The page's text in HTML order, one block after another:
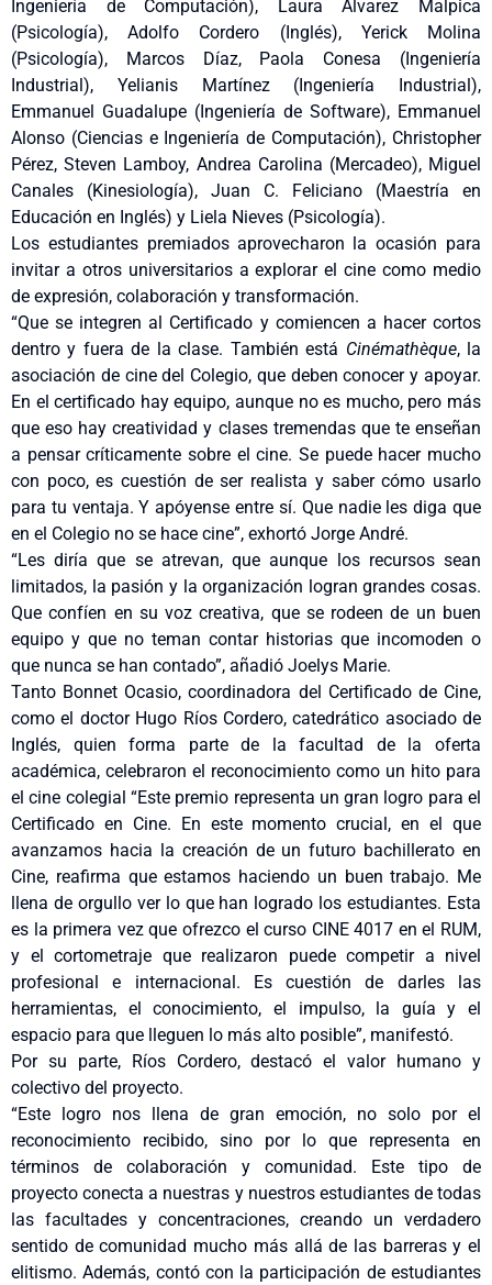
Ingeniería de Computación), Laura Álvarez Malpica
(Psicología), Adolfo Cordero (Inglés), Yerick Molina
(Psicología), Marcos Díaz, Paola Conesa (Ingeniería
Industrial), Yelianis Martínez (Ingeniería Industrial),
Emmanuel Guadalupe (Ingeniería de Software), Emmanuel
Alonso (Ciencias e Ingeniería de Computación), Christopher
Pérez, Steven Lamboy, Andrea Carolina (Mercadeo), Miguel
Canales (Kinesiología), Juan C. Feliciano (Maestría en
Educación en Inglés) y Liela Nieves (Psicología).
Los estudiantes premiados aprovecharon la ocasión para
invitar a otros universitarios a explorar el cine como medio
de expresión, colaboración y transformación.
“Que se integren al Certificado y comiencen a hacer cortos
dentro y fuera de la clase. También está Cinémathèque, la
asociación de cine del Colegio, que deben conocer y apoyar.
En el certificado hay equipo, aunque no es mucho, pero más
que eso hay creatividad y clases tremendas que te enseñan
a pensar críticamente sobre el cine. Se puede hacer mucho
con poco, es cuestión de ser realista y saber cómo usarlo
para tu ventaja. Y apóyense entre sí. Que nadie les diga que
en el Colegio no se hace cine”, exhortó Jorge André.
“Les diría que se atrevan, que aunque los recursos sean
limitados, la pasión y la organización logran grandes cosas.
Que confíen en su voz creativa, que se rodeen de un buen
equipo y que no teman contar historias que incomoden o
que nunca se han contado”, añadió Joelys Marie.
Tanto Bonnet Ocasio, coordinadora del Certificado de Cine,
como el doctor Hugo Ríos Cordero, catedrático asociado de
Inglés, quien forma parte de la facultad de la oferta
académica, celebraron el reconocimiento como un hito para
el cine colegial “Este premio representa un gran logro para el
Certificado en Cine. En este momento crucial, en el que
avanzamos hacia la creación de un futuro bachillerato en
Cine, reafirma que estamos haciendo un buen trabajo. Me
llena de orgullo ver lo que han logrado los estudiantes. Esta
es la primera vez que ofrezco el curso CINE 4017 en el RUM,
y el cortometraje que realizaron puede competir a nivel
profesional e internacional. Es cuestión de darles las
herramientas, el conocimiento, el impulso, la guía y el
espacio para que lleguen lo más alto posible”, manifestó.
Por su parte, Ríos Cordero, destacó el valor humano y
colectivo del proyecto.
“Este logro nos llena de gran emoción, no solo por el
reconocimiento recibido, sino por lo que representa en
términos de colaboración y comunidad. Este tipo de
proyecto conecta a nuestras y nuestros estudiantes de todas
las facultades y concentraciones, creando un verdadero
sentido de comunidad mucho más allá de las barreras y el
elitismo. Además, contó con la participación de estudiantes